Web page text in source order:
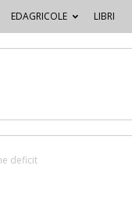
EDAGRICOLE LIBRI
deficit